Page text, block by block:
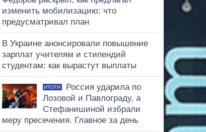
изменить мобилизацию: что
предусматривал план
В Украине анонсировали повышение
зарплат учителям и стипендий
студентам: как вырастут выплаты
ИТОГИ
Россия ударила по
Лозовой и Павлограду, а
Стефанишиной избрали
меру пресечения. Главное за день